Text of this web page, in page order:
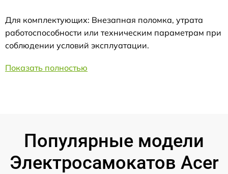
Для комплектующих: Внезапная поломка, утрата
работоспособности или техническим параметрам при
соблюдении условий эксплуатации.
Показать полностью
Популярные модели
Электросамокатов Acer